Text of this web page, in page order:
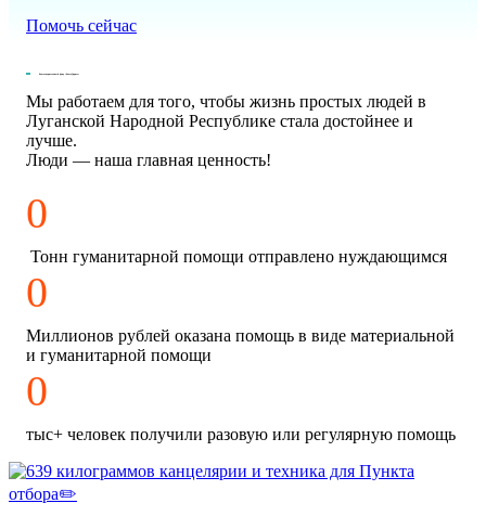
Помочь сейчас
Мы работаем для того, чтобы жизнь простых людей в
Луганской Народной Республике стала достойнее и
лучше.
Люди — наша главная ценность!
0
Тонн гуманитарной помощи отправлено нуждающимся
0
Миллионов рублей оказана помощь в виде материальной
и гуманитарной помощи
0
тыс+ человек получили разовую или регулярную помощь